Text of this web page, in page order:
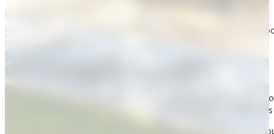
Pour assurer le respect des délais de construction, nous
respecter le budget.
à Châteauneuf-les-Martigues fait partie des meilleurs endroit
loger au cœur de la ville, dans le centre historique, ou près
Son histoire, sa table, ses magnifiques paysages et, plus que